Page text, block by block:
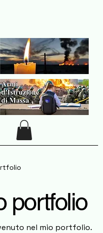
portfolio
nel mio portfolio.